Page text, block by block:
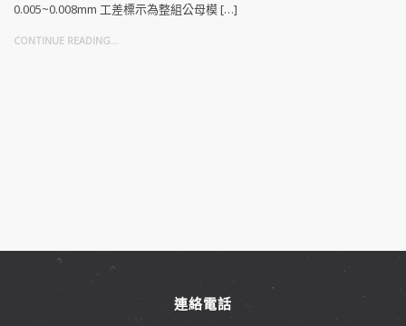
0.005~0.008mm 工差標示為整組公母模 […]
CONTINUE READING...
連絡電話